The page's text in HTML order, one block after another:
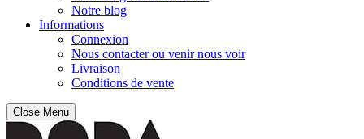
Notre blog
Informations
Connexion
Nous contacter ou venir nous voir
Livraison
Conditions de vente
Close Menu